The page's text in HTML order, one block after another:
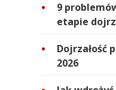
9
etapie
Dojrzałość
2026